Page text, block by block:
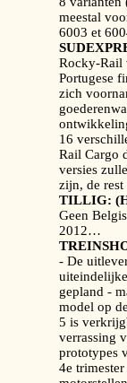
meestal
6003 et
Rocky-Rail
Portugese
zich
16
Rail Cargo
versies
zijn, de
TILLIG:
Geen
2012…
- De
gepland -
model op
5 is
verrassing
prototypes
4e